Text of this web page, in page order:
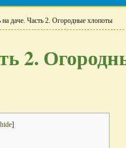
даче. Часть 2. Огородные хлопоты
2.
hide]